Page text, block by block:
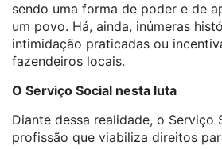
sendo uma forma de poder e de
um povo. Há, ainda, inúmeras
intimidação praticadas ou
fazendeiros locais.
O Serviço Social nesta luta
Diante dessa realidade, o Serviço
profissão que viabiliza direitos